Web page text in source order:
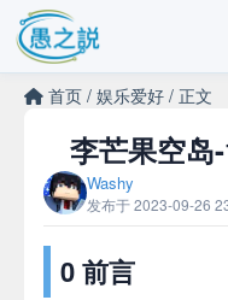
首页 / 娱乐爱好 / 正文
李芒果空岛
Washy
发布于 2023-09-26
0 前言